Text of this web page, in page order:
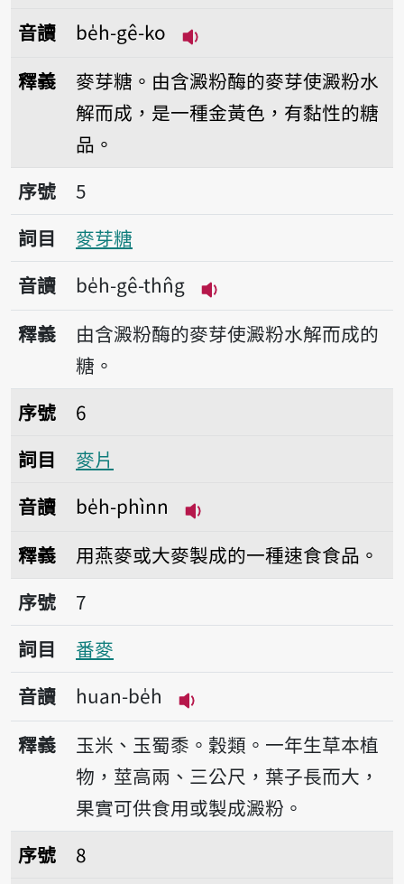
音讀
be̍h-gê-ko
釋義
麥芽糖。由含澱粉酶的麥芽使澱粉水
解而成，是一種金黃色，有黏性的糖
品。
序號5麥芽糖
序號
5
詞目
麥芽糖
音讀
be̍h-gê-thn̂g
播放音讀be̍h-gê-thn̂g
釋義
由含澱粉酶的麥芽使澱粉水解而成的
糖。
序號6麥片
序號
6
詞目
麥片
音讀
be̍h-phìnn
釋義
用燕麥或大麥製成的一種速食食品。
序號7番麥
序號
7
詞目
番麥
音讀
huan-be̍h
播放音讀huan-be̍h
釋義
玉米、玉蜀黍。穀類。一年生草本植
物，莖高兩、三公尺，葉子長而大，
果實可供食用或製成澱粉。
序號8麥寮鄉
序號
8